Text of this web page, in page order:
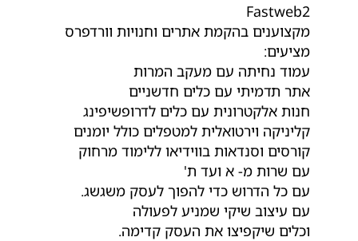
Fastweb2
מקצוענים בהקמת אתרים וחנויות וורדפרס
מציעים:
עמוד נחיתה עם מעקב המרות
אתר תדמיתי עם כלים חדשניים
חנות אלקטרונית עם כלים לדרופשיפינג
קליניקה וירטואלית למטפלים כולל יומנים
קורסים וסנדאות בווידיאו ללימוד מרחוק
עם שרות מ- א ועד ת'
עם כל הדרוש כדי להפוך לעסק משגשג.
עם עיצוב שיקי שמניע לפעולה
וכלים שיקפיצו את העסק קדימה.